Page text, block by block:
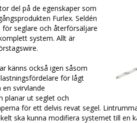
del på de egenskaper som
Furlex. Seldén
seglare och återförsäljare
system. Allt är
känns också igen såsom
för lågt
svirvlande
planar ut seglet och
för ett delvis revat segel.
ska kunna modifiera systemet till en